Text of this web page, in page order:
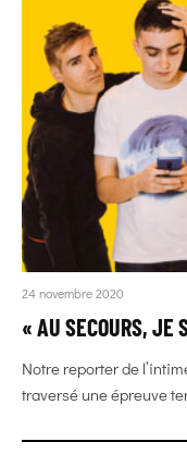
24 novembre 2020
« AU SECOURS, JE
Notre reporter de
traversé une épreuve